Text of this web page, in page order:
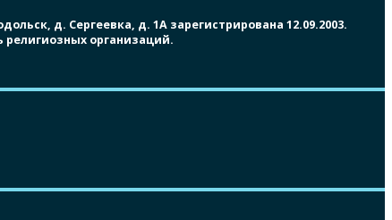
д. Сергеевка, д. 1А зарегистрирована 12.09.2003.
религиозных организаций.